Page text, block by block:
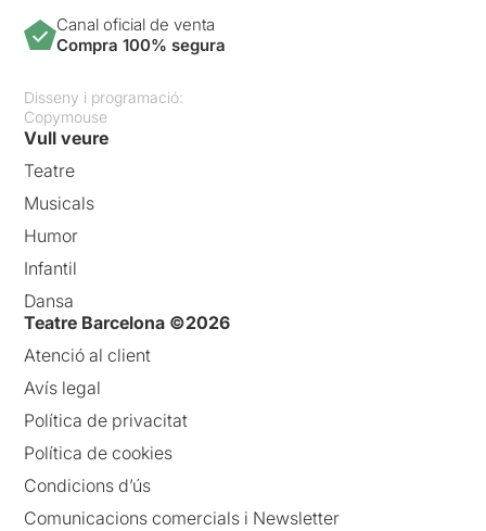
Canal oficial de venta
Compra 100% segura
Disseny i programació:
Copymouse
Vull veure
Teatre
Musicals
Humor
Infantil
Dansa
Teatre Barcelona ©2026
Atenció al client
Avís legal
Política de privacitat
Política de cookies
Condicions d’ús
Comunicacions comercials i Newsletter